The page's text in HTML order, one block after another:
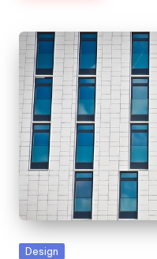
Posted
Design